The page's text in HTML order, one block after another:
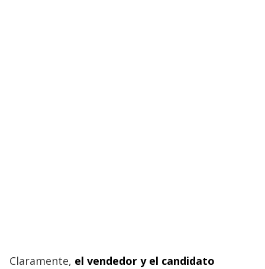
Claramente, el vendedor y el candidato